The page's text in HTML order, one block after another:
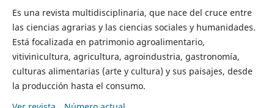
Es una revista multidisciplinaria, que nace del cruce entre
las ciencias agrarias y las ciencias sociales y humanidades.
Está focalizada en patrimonio agroalimentario,
vitivinicultura, agricultura, agroindustria, gastronomía,
culturas alimentarias (arte y cultura) y sus paisajes, desde
la producción hasta el consumo.